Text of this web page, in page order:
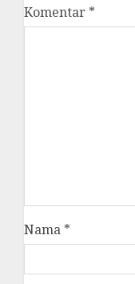
Komentar *
Nama *